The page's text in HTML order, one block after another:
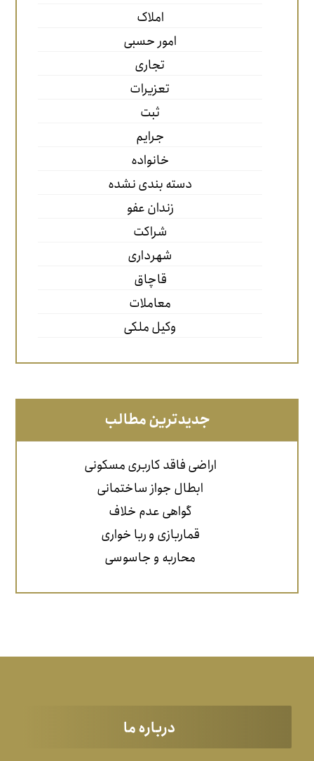
املاک
امور حسبی
تجاری
تعزیرات
ثبت
جرایم
خانواده
دسته بندی نشده
زندان عفو
شراکت
شهرداری
قاچاق
معاملات
وکیل ملکی
جدیدترین مطالب
اراضی فاقد کاربری مسکونی
ابطال جواز ساختمانی
گواهی عدم خلاف
قماربازی و ربا خواری
محاربه و جاسوسی
درباره ما